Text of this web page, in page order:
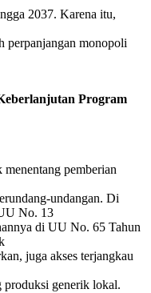
2037. Karena itu,
perpanjangan monopoli
Program
pemberian
undangan. Di
No. 13
di UU No. 65 Tahun
juga akses terjangkau
produksi generik lokal.